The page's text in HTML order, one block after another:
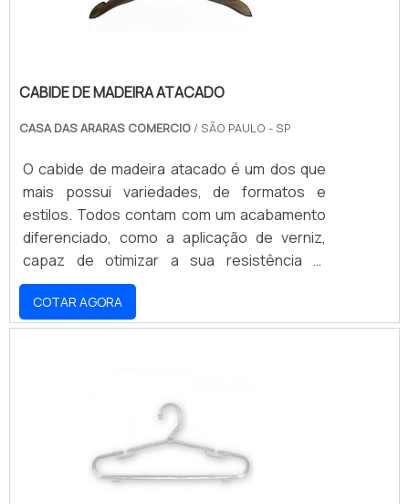
CABIDE DE MADEIRA ATACADO
CASA DAS ARARAS COMERCIO / SÃO PAULO - SP
O cabide de madeira atacado é um dos que
mais possui variedades, de formatos e
estilos. Todos contam com um acabamento
diferenciado, como a aplicação de verniz,
capaz de otimizar a sua resistência e,
principalmente, durabilidade. As suas
medidas também são diversificadas, com
tamanhos entre 35 cm x 14 cm, para as
espessura, os cabides produzidos em
madeira contam com 10 mm, podendo vari.
COTAR AGORA